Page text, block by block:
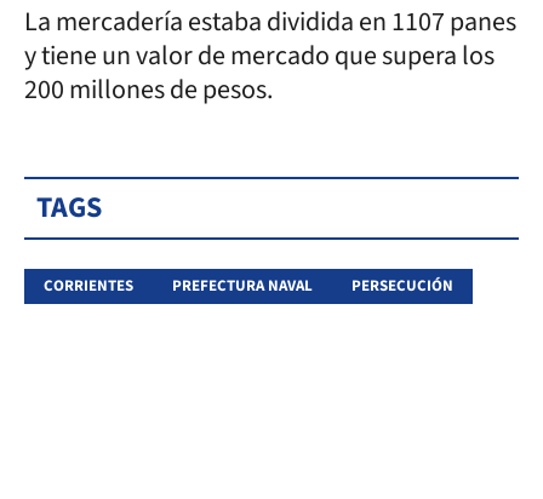
La mercadería estaba dividida en 1107 panes
y tiene un valor de mercado que supera los
200 millones de pesos.
TAGS
CORRIENTES PREFECTURA NAVAL PERSECUCIÓN